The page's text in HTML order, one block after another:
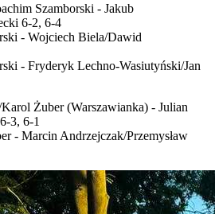
Szamborski - Jakub
6-2, 6-4
- Wojciech Biela/Dawid
- Fryderyk Lechno-Wasiutyński/Jan
Żuber (Warszawianka) - Julian
3, 6-1
- Marcin Andrzejczak/Przemysław